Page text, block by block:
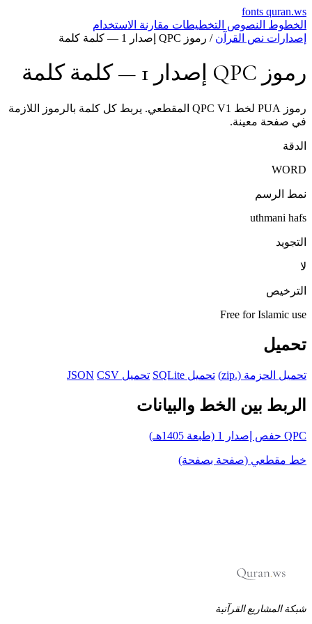
fonts quran.ws
الخطوط النصوص التخطيطات مقارنة الاستخدام
إصدارات نص القرآن / رموز QPC إصدار 1 — كلمة كلمة
رموز QPC إصدار 1 — كلمة كلمة
رموز PUA لخط QPC V1 المقطعي. يربط كل كلمة بالرموز اللازمة
في صفحة معينة.
الدقة
WORD
نمط الرسم
uthmani hafs
التجويد
لا
الترخيص
Free for Islamic use
تحميل
تحميل الحزمة (.zip) تحميل SQLite تحميل JSON CSV
الربط بين الخط والبيانات
QPC حفص إصدار 1 (طبعة 1405هـ)
خط مقطعي (صفحة بصفحة)
شبكة المشاريع القرآنية